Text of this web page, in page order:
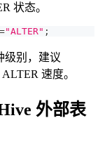
状态。
="ALTER" ;
级别，建议
速度。
外部表